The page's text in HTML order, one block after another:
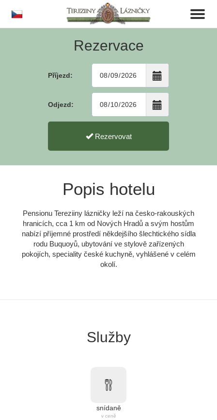
Toggle
Rezervace
Příjezd:
Odjezd:
Rezervovat
Popis hotelu
Pensionu Tereziiny lázničky leží na česko-rakouských
hranicích, cca 1 km od Nových Hradů a svým hostům
nabízí příjemné prostředí někdejšího šlechtického sídla
rodu Buquoyů, ubytování ve stylově zařízených
pokojích, speciality české kuchyně, vyhlášené v celém
okolí.
Služby
snídaně
v ceně